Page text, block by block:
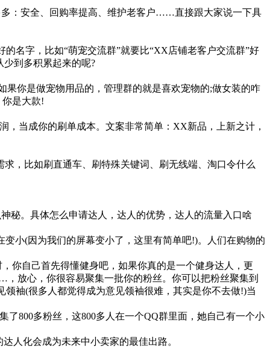
：安全、回购率提高、维护老客户……直接跟大家说一下具
名字，比如“萌宠交流群”就要比“XX店铺老客户交流群”好
从少到多积累起来的呢?
你是做宠物用品的，管理群的就是喜欢宠物的;做女装的咋
，你是大款!
当成你的刷单成本。文案非常简单：XX新品，上新之计，
比如刷直通车、刷特殊关键词、刷无线端、淘口令什么
。具体怎么申请达人，达人的优势，达人的流量入口啥
小(因为我们的屏幕变小了，这里有简单吧!)。人们在购物的
自己首先得懂健身吧，如果你真的是一个健身达人，更
放心，你很容易聚集一批你的粉丝。你可以把粉丝聚集到
袖(很多人都觉得成为意见领袖很难，其实是你不去做!)当
800多粉丝，这800多人在一个QQ群里面，她自己有一个小
达人化会成为未来中小卖家的最佳出路。